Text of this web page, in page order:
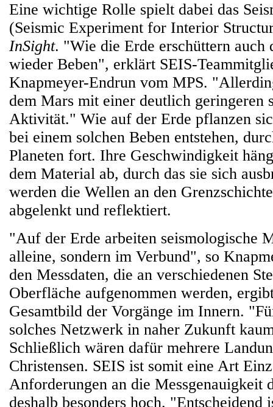
Eine wichtige Rolle spielt dabei das
(Seismic Experiment for Interior
InSight. "Wie die Erde erschüttern auch
wieder Beben", erklärt SEIS-
Knapmeyer-Endrun vom MPS.
dem Mars mit einer deutlich geringeren
Aktivität." Wie auf der Erde pflanzen
bei einem solchen Beben entstehen,
Planeten fort. Ihre Geschwindigkeit
dem Material ab, durch das sie sich
werden die Wellen an den
abgelenkt und reflektiert.
"Auf der Erde arbeiten seismologische
alleine, sondern im Verbund", so
den Messdaten, die an verschiedenen
Oberfläche aufgenommen werden,
Gesamtbild der Vorgänge im Innern.
solches Netzwerk in naher Zukunft
Schließlich wären dafür mehrere
Christensen. SEIS ist somit eine Art
Anforderungen an die Messgenauigkeit
deshalb besonders hoch. "Entscheidend